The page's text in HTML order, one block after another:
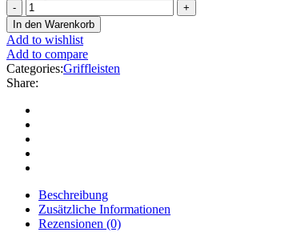
In den Warenkorb
Add to wishlist
Add to compare
Categories:Griffleisten
Share:
Beschreibung
Zusätzliche Informationen
Rezensionen (0)